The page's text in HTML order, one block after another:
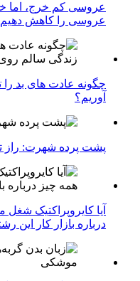
عروسی کم خرج، اما
عروسی را کاهش
چگونه عادت‌ های بد
آوریم؟
پشت پرده شهرت: راز
آیا کایروپراکتیک
درباره بازار کار این